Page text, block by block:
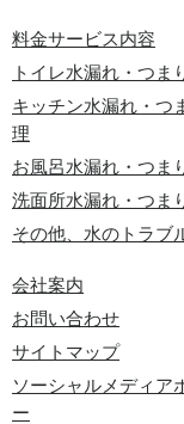
料金サービス内容
トイレ水漏れ・つま
キッチン水漏れ・つ
理
お風呂水漏れ・つま
洗面所水漏れ・つま
その他、水のトラブ
会社案内
お問い合わせ
サイトマップ
ソーシャルメディア
ー